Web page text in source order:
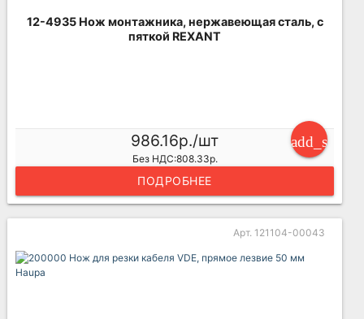
12-4935 Нож монтажника, нержавеющая сталь, с
пяткой REXANT
986.16р./шт
Без НДС:808.33р.
ПОДРОБНЕЕ
Арт. 121104-00043